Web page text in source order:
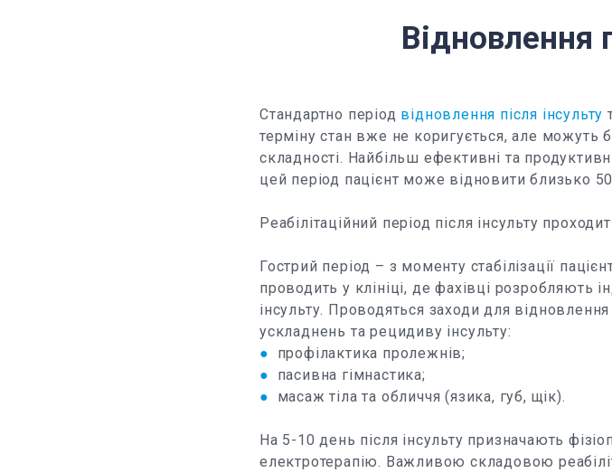
Відновлення
Стандартно період відновлення після інсульту
терміну стан вже не коригується, але можуть
складності. Найбільш ефективні та
цей період пацієнт може відновити близько
Реабілітаційний період після інсульту
Гострий період – з моменту стабілізації
проводить у клініці, де фахівці розробляють
інсульту. Проводяться заходи для
ускладнень та рецидиву інсульту:
●
профілактика пролежнів;
●
пасивна гімнастика;
●
масаж тіла та обличчя (язика, губ, щік).
На 5-10 день після інсульту призначають
електротерапію. Важливою складовою